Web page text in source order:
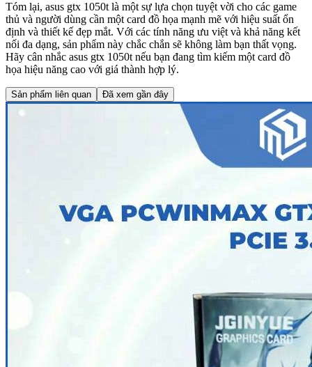
Tóm lại, asus gtx 1050t là một sự lựa chọn tuyệt vời cho các game
thủ và người dùng cần một card đồ họa mạnh mẽ với hiệu suất ổn
định và thiết kế đẹp mắt. Với các tính năng ưu việt và khả năng kết
nối đa dạng, sản phẩm này chắc chắn sẽ không làm bạn thất vọng.
Hãy cân nhắc asus gtx 1050t nếu bạn đang tìm kiếm một card đồ
họa hiệu năng cao với giá thành hợp lý.
Sản phẩm liên quan Đã xem gần đây